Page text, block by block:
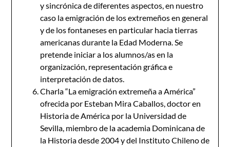
y sincrónica de diferentes aspectos, en nuestro
caso la emigración de los extremeños en general
y de los fontaneses en particular hacia tierras
americanas durante la Edad Moderna. Se
pretende iniciar a los alumnos/as en la
organización, representación gráfica e
interpretación de datos.
Charla “La emigración extremeña a América”
ofrecida por Esteban Mira Caballos, doctor en
Historia de América por la Universidad de
Sevilla, miembro de la academia Dominicana de
la Historia desde 2004 y del Instituto Chileno de